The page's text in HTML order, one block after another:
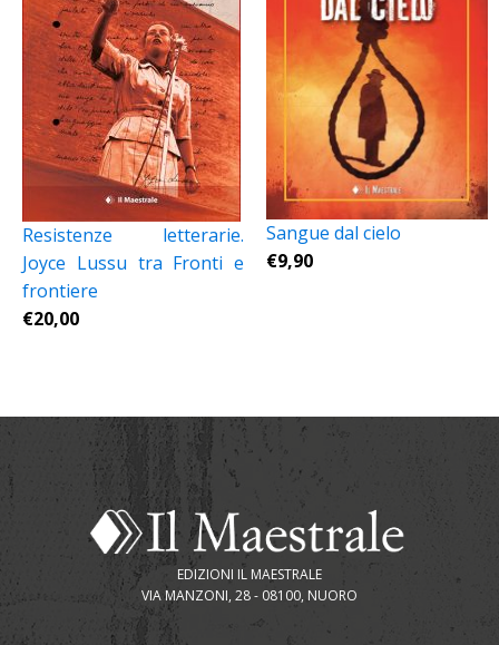
Resistenze letterarie.
Joyce Lussu tra Fronti e
frontiere
€20,00
Sangue dal cielo
€9,90
EDIZIONI IL MAESTRALE
VIA MANZONI, 28 - 08100, NUORO